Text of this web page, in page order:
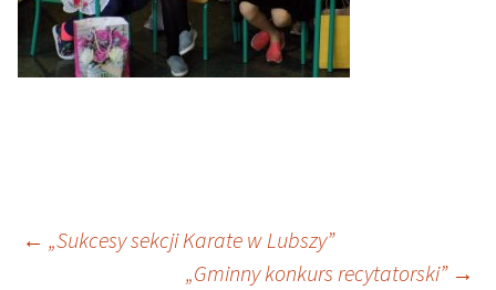
Nawigacja
← „Sukcesy sekcji Karate w Lubszy”
„Gminny konkurs recytatorski” →